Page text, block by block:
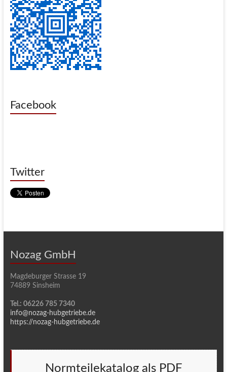
Facebook
Twitter
Nozag GmbH
Magdeburger Strasse 19
74889 Sinsheim
Tel.: 06226 785 7340
info@nozag-hubgetriebe.de
https://nozag-hubgetriebe.de
Normteilekatalog als PDF